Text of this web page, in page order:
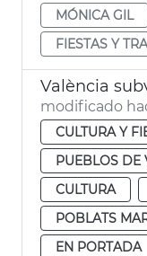
MÓNICA GIL
FIESTAS Y
modificado
CULTURA Y
PUEBLOS DE
CULTURA
POBLATS
EN PORTADA